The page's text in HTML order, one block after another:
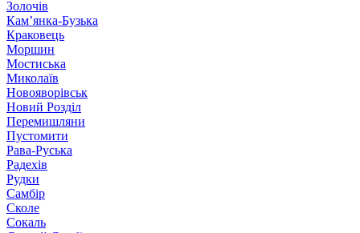
Золочів
Кам’янка-Бузька
Краковець
Моршин
Мостиська
Миколаїв
Новояворівськ
Новий Розділ
Перемишляни
Пустомити
Рава-Руська
Радехів
Рудки
Самбір
Сколе
Сокаль